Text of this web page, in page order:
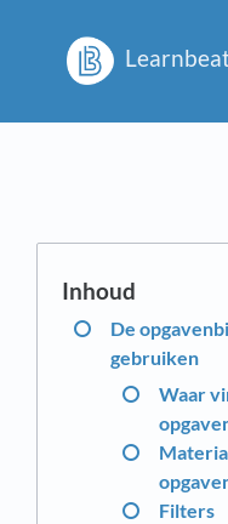
De
gebruiken
Waar
Filters